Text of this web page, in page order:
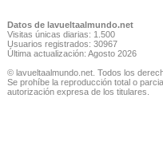
Datos de lavueltaalmundo.net
Visitas únicas diarias: 1.500
Usuarios registrados: 30967
Última actualización: Agosto 2026
© lavueltaalmundo.net. Todos los
Se prohíbe la reproducción total o
autorización expresa de los titulares.